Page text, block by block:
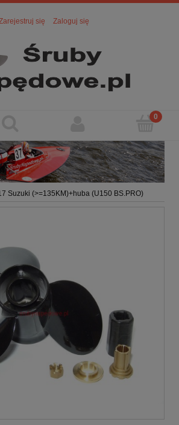
się Zaloguj się
Suzuki (>=135KM)+huba (U150 BS.PRO)